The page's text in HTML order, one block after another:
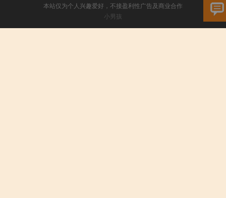
本站仅为个人兴趣爱好，不接盈利性广告及商业合作
小男孩